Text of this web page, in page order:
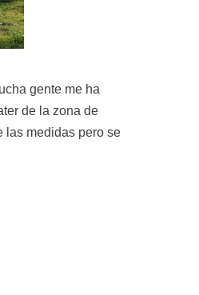
gente me ha
de la zona de
las medidas pero se